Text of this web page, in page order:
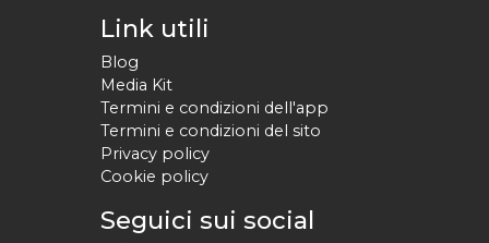
Link utili
Blog
Media Kit
Termini e condizioni dell'app
Termini e condizioni del sito
Privacy policy
Cookie policy
Seguici sui social